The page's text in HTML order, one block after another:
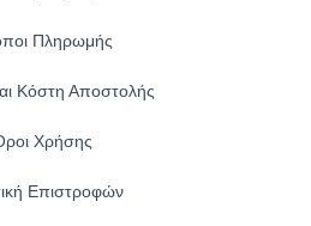
Πληρωμής
Κόστη Αποστολής
Χρήσης
Επιστροφών